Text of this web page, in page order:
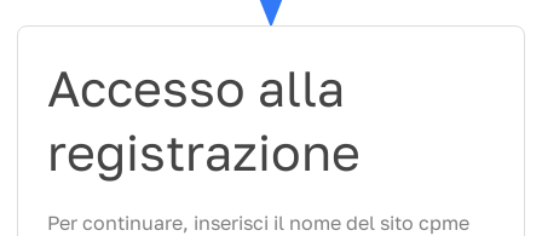
Accesso alla
registrazione
Per continuare, inserisci il nome del sito cpme